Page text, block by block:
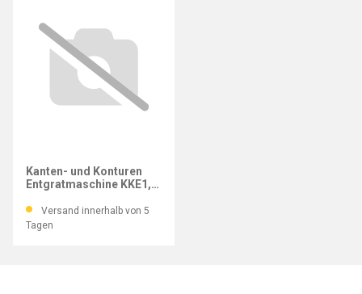
Kanten- und Konturen
Entgratmaschine KKE1,
Versand innerhalb von 5
Tagen